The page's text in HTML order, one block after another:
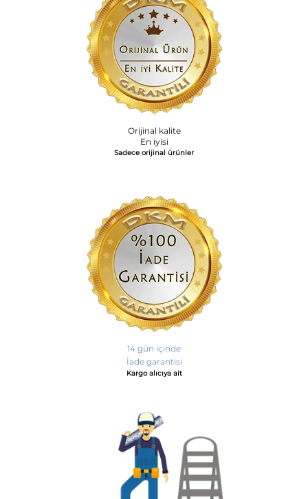
Orijinal kalite
En iyisi
Sadece orijinal ürünler
14 gün içinde
İade garantisi
Kargo alıcıya ait